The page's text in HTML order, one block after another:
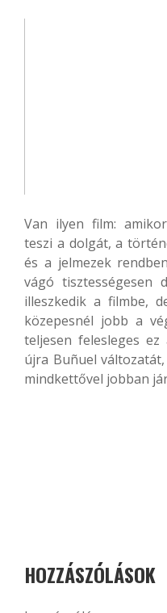
Van ilyen film:
teszi a dolgát, a
és a jelmezek
vágó tisztességesen
illeszkedik a filmbe,
közepesnél jobb a
teljesen felesleges
újra Buñuel
mindkettővel jobban
HOZZÁSZÓLÁSOK